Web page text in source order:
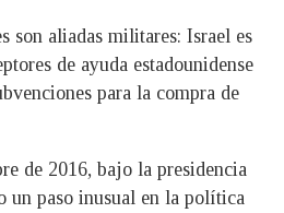
son aliadas militares: Israel es
de ayuda estadounidense
para la compra de
de 2016, bajo la presidencia
un paso inusual en la política